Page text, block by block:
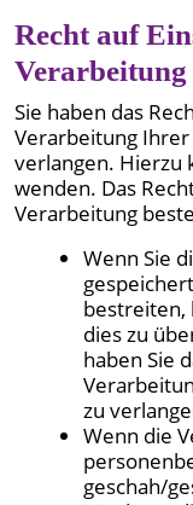
Recht auf
Verarbeitung
Sie haben das
Verarbeitung
verlangen. Hierzu
wenden. Das
Verarbeitung
Wenn Sie
bestreiten,
dies zu
haben Sie
zu
Wenn die
geschah/